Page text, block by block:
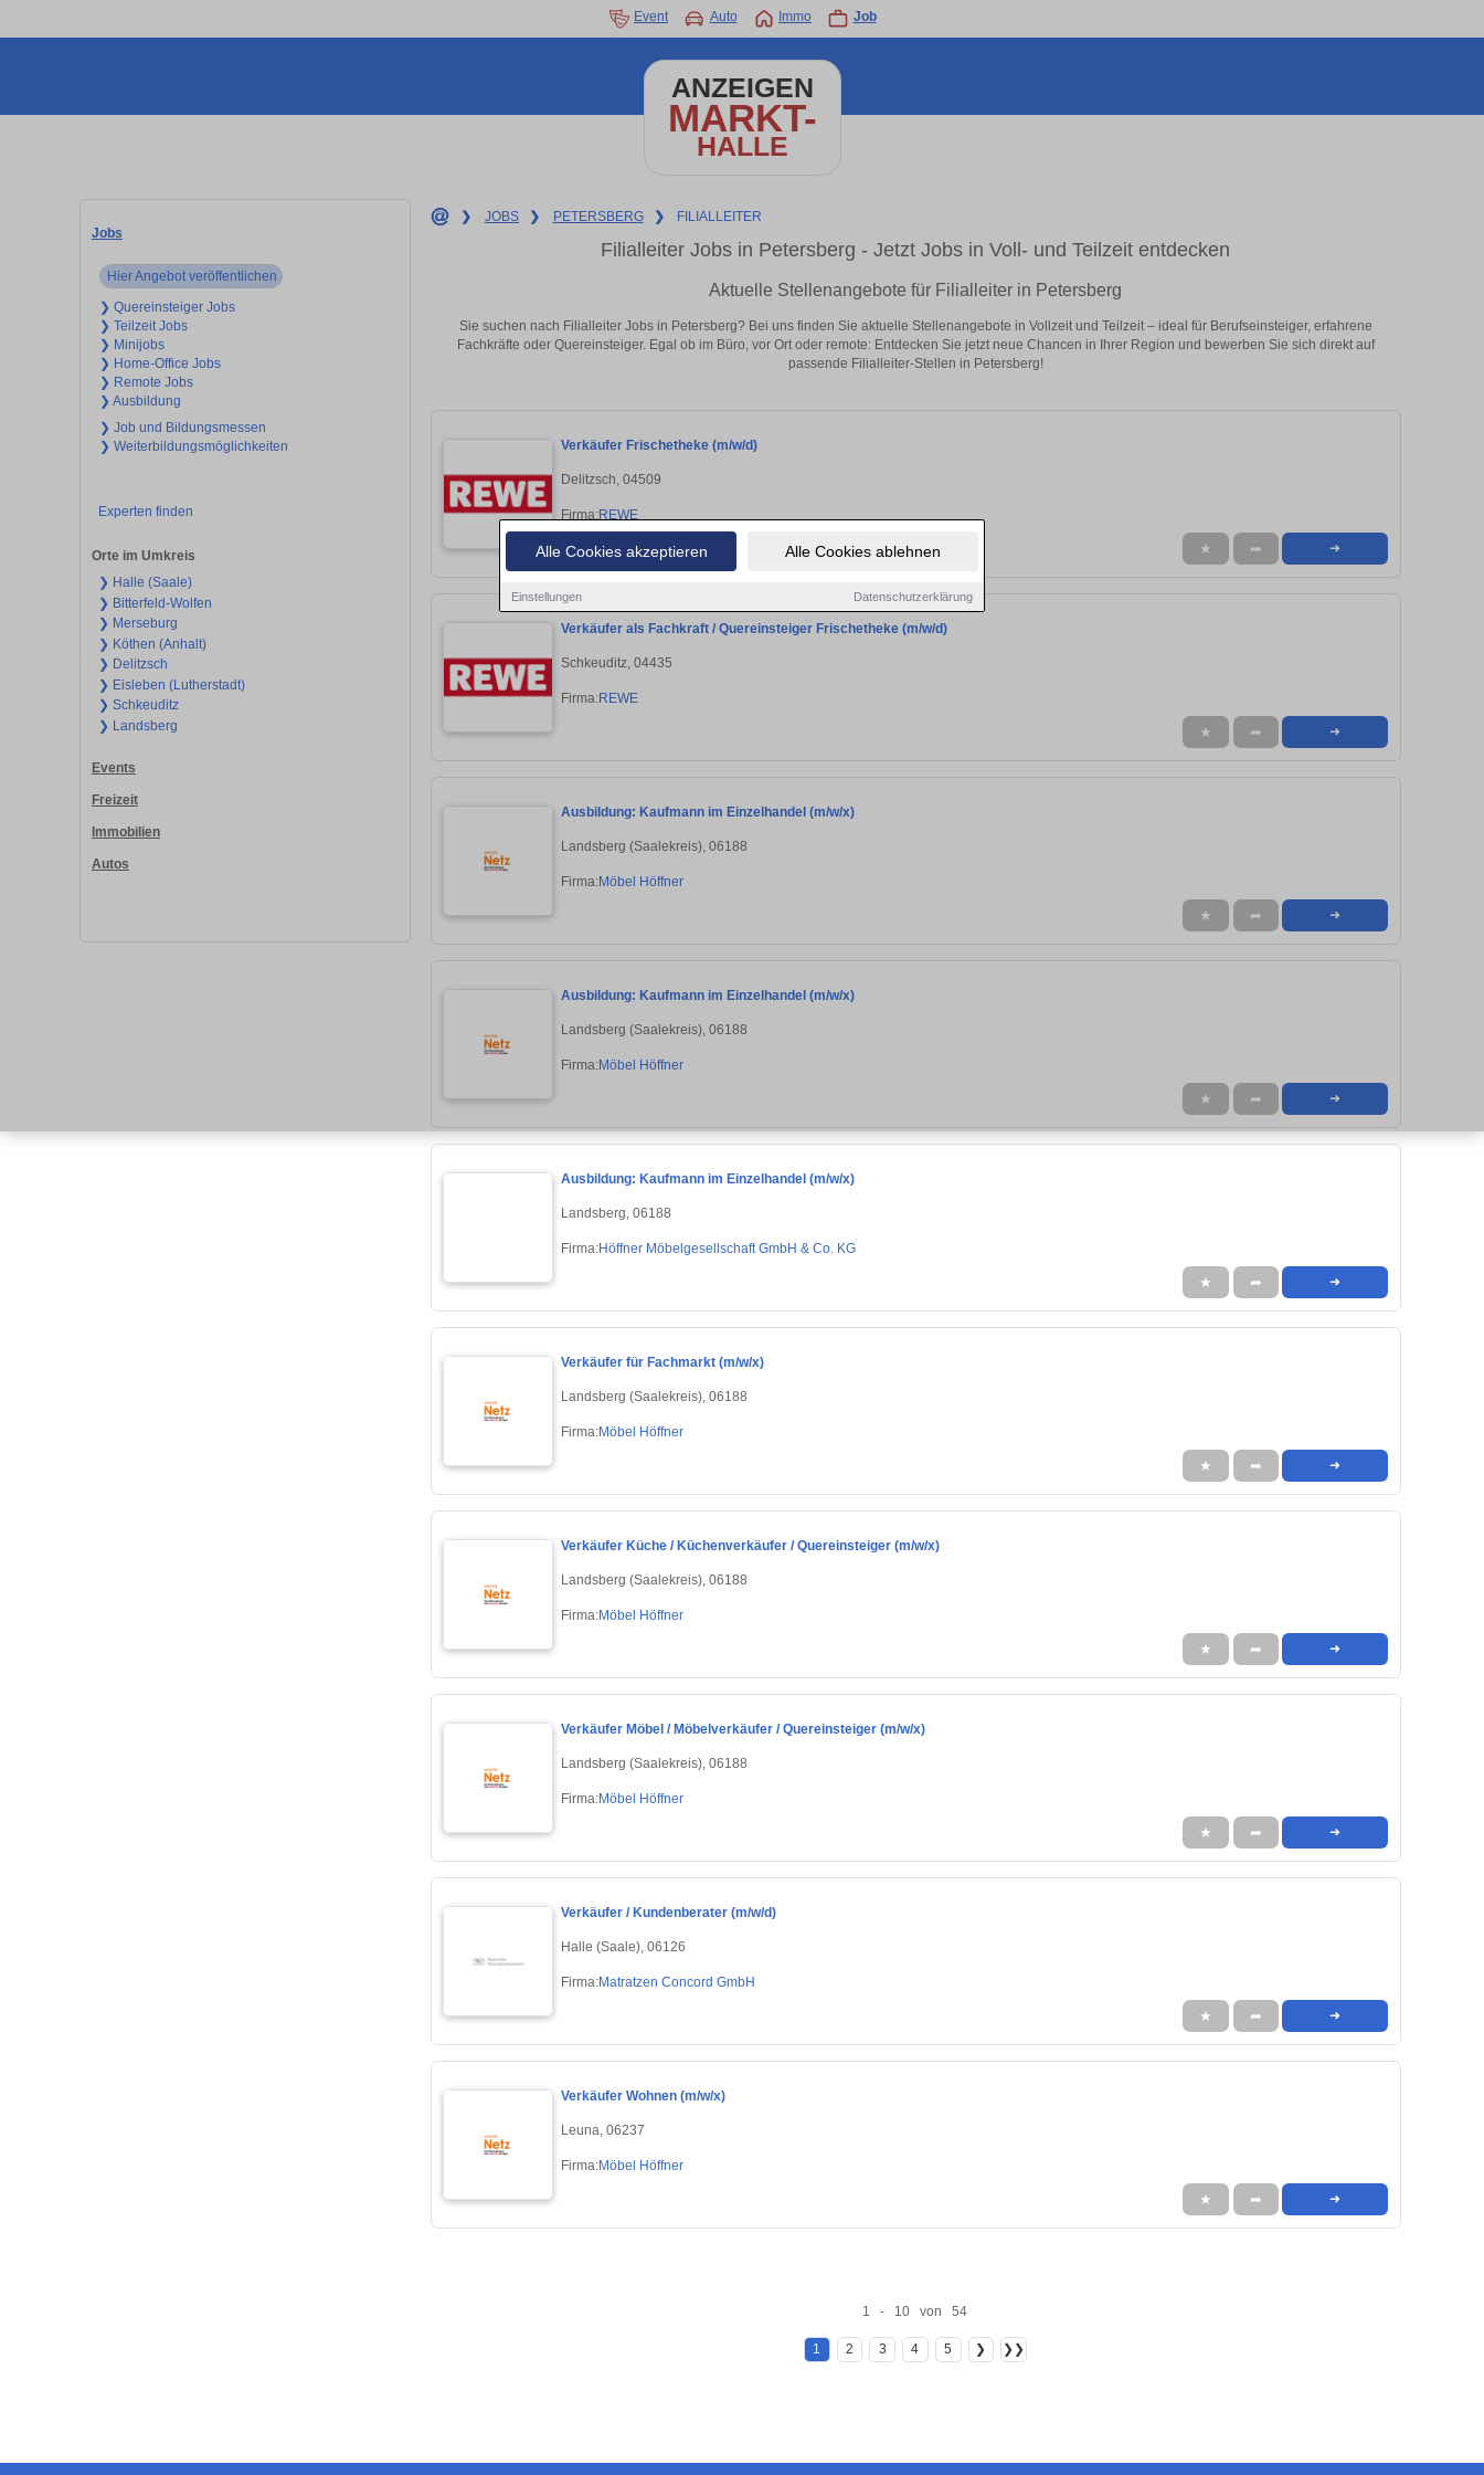
Alle Cookies akzeptieren Alle Cookies ablehnen
Einstellungen Datenschutzerklärung
Event Auto Immo Job
ANZEIGEN
MARKT-
HALLE
Jobs
Hier Angebot veröffentlichen
❯ Quereinsteiger Jobs
❯ Teilzeit Jobs
❯ Minijobs
❯ Home-Office Jobs
❯ Remote Jobs
❯ Ausbildung
❯ Job und Bildungsmessen
❯ Weiterbildungsmöglichkeiten
Experten finden
Orte im Umkreis
❯ Halle (Saale)
❯ Bitterfeld-Wolfen
❯ Merseburg
❯ Köthen (Anhalt)
❯ Delitzsch
❯ Eisleben (Lutherstadt)
❯ Schkeuditz
❯ Landsberg
Events
Freizeit
Immobilien
Autos
❯ JOBS ❯ PETERSBERG ❯ FILIALLEITER
Filialleiter Jobs in Petersberg - Jetzt Jobs in Voll- und Teilzeit entdecken
Aktuelle Stellenangebote für Filialleiter in Petersberg
Sie suchen nach Filialleiter Jobs in Petersberg? Bei uns finden Sie aktuelle Stellenangebote in Vollzeit und Teilzeit – ideal für Berufseinsteiger, erfahrene
Fachkräfte oder Quereinsteiger. Egal ob im Büro, vor Ort oder remote: Entdecken Sie jetzt neue Chancen in Ihrer Region und bewerben Sie sich direkt auf
passende Filialleiter-Stellen in Petersberg!
Verkäufer Frischetheke (m/w/d)
Delitzsch, 04509
Firma:REWE
★ ➦ ➜
Verkäufer als Fachkraft / Quereinsteiger Frischetheke (m/w/d)
Schkeuditz, 04435
Firma:REWE
★ ➦ ➜
Ausbildung: Kaufmann im Einzelhandel (m/w/x)
Landsberg (Saalekreis), 06188
Firma:Möbel Höffner
★ ➦ ➜
Ausbildung: Kaufmann im Einzelhandel (m/w/x)
Landsberg (Saalekreis), 06188
Firma:Möbel Höffner
★ ➦ ➜
Ausbildung: Kaufmann im Einzelhandel (m/w/x)
Landsberg, 06188
Firma:Höffner Möbelgesellschaft GmbH & Co. KG
★ ➦ ➜
Verkäufer für Fachmarkt (m/w/x)
Landsberg (Saalekreis), 06188
Firma:Möbel Höffner
★ ➦ ➜
Verkäufer Küche / Küchenverkäufer / Quereinsteiger (m/w/x)
Landsberg (Saalekreis), 06188
Firma:Möbel Höffner
★ ➦ ➜
Verkäufer Möbel / Möbelverkäufer / Quereinsteiger (m/w/x)
Landsberg (Saalekreis), 06188
Firma:Möbel Höffner
★ ➦ ➜
Verkäufer / Kundenberater (m/w/d)
Halle (Saale), 06126
Firma:Matratzen Concord GmbH
★ ➦ ➜
Verkäufer Wohnen (m/w/x)
Leuna, 06237
Firma:Möbel Höffner
★ ➦ ➜
1 - 10 von 54
1 2 3 4 5 ❯ ❯❯